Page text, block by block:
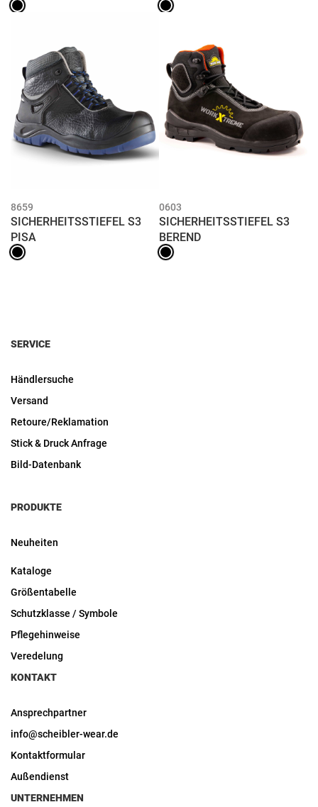
8659
SICHERHEITSSTIEFEL S3
PISA
0603
SICHERHEITSSTIEFEL S3
BEREND
SERVICE
Händlersuche
Versand
Retoure/Reklamation
Stick & Druck Anfrage
Bild-Datenbank
PRODUKTE
Neuheiten
Kataloge
Größentabelle
Schutzklasse / Symbole
Pflegehinweise
Veredelung
KONTAKT
Ansprechpartner
info@scheibler-wear.de
Kontaktformular
Außendienst
UNTERNEHMEN